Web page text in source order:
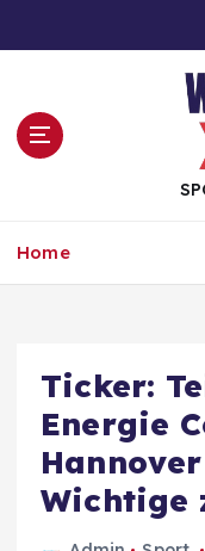
e
Home
Ticker:
Energie
Wichtige